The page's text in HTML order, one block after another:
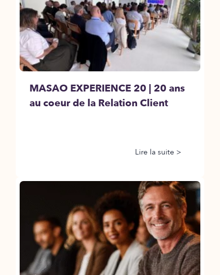
MASAO EXPERIENCE 20 | 20 ans
au coeur de la Relation Client
Lire la suite >